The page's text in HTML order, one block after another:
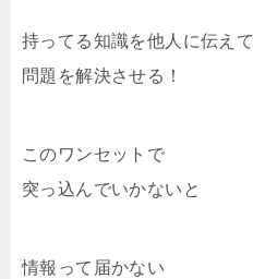
持ってる知識を他人に伝えて
問題を解決させる！
このワンセットで
突っ込んでいかないと
情報って届かない